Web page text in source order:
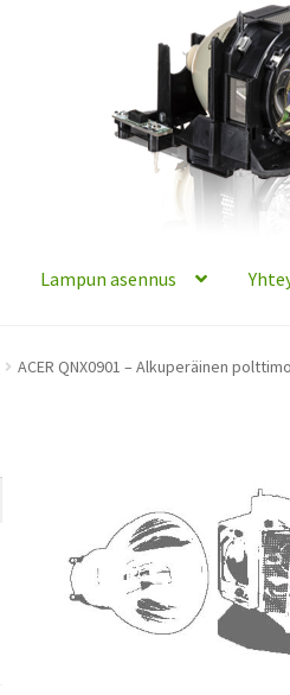
Lampun asennus
ACER QNX0901 – Alkuperäinen